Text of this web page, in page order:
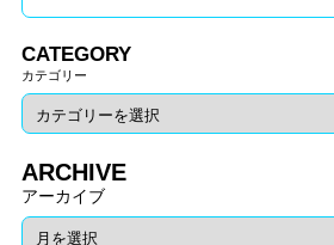
CATEGORY
カテゴリー
ARCHIVE
アーカイブ